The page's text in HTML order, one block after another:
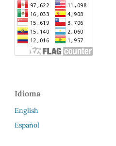
Idioma
English
Español